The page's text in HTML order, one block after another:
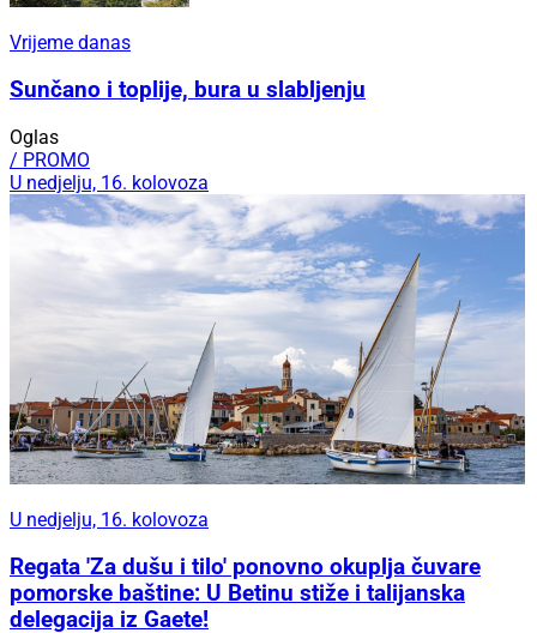
Vrijeme danas
Sunčano i toplije, bura u slabljenju
Oglas
/ PROMO
U nedjelju, 16. kolovoza
U nedjelju, 16. kolovoza
Regata 'Za dušu i tilo' ponovno okuplja čuvare
pomorske baštine: U Betinu stiže i talijanska
delegacija iz Gaete!